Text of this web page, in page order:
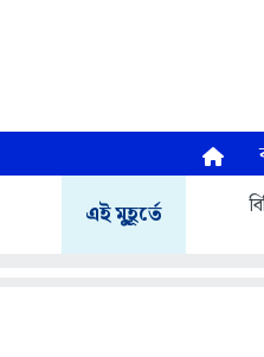
এই মুহূর্তে